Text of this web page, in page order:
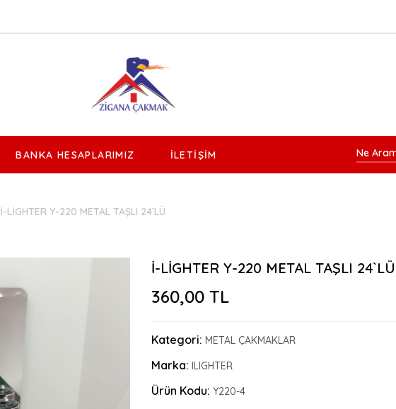
BANKA HESAPLARIMIZ İLETIŞIM
İ-LİGHTER Y-220 METAL TAŞLI 24`LÜ
İ-LİGHTER Y-220 METAL TAŞLI 24`LÜ
360,00 TL
Kategori: METAL ÇAKMAKLAR
Marka: ILIGHTER
Ürün Kodu: Y220-4